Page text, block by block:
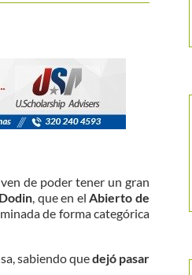
de poder tener un gran
, que en el Abierto de
de forma categórica
sabiendo quedejó pasar